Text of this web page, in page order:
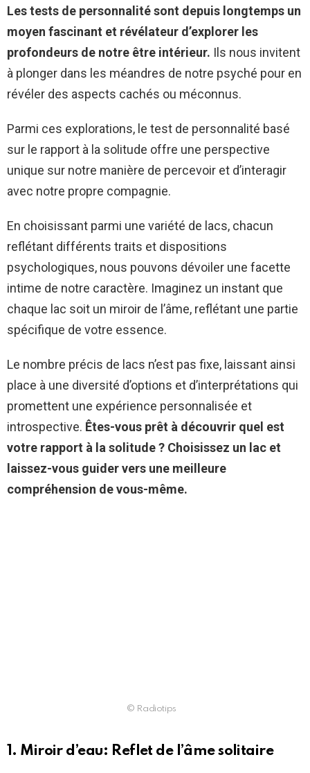
Les tests de personnalité sont depuis longtemps un
moyen fascinant et révélateur d’explorer les
profondeurs de notre être intérieur. Ils nous invitent
à plonger dans les méandres de notre psyché pour en
révéler des aspects cachés ou méconnus.
Parmi ces explorations, le test de personnalité basé
sur le rapport à la solitude offre une perspective
unique sur notre manière de percevoir et d’interagir
avec notre propre compagnie.
En choisissant parmi une variété de lacs, chacun
reflétant différents traits et dispositions
psychologiques, nous pouvons dévoiler une facette
intime de notre caractère. Imaginez un instant que
chaque lac soit un miroir de l’âme, reflétant une partie
spécifique de votre essence.
Le nombre précis de lacs n’est pas fixe, laissant ainsi
place à une diversité d’options et d’interprétations qui
promettent une expérience personnalisée et
introspective. Êtes-vous prêt à découvrir quel est
votre rapport à la solitude ? Choisissez un lac et
laissez-vous guider vers une meilleure
compréhension de vous-même.
© Radiotips
1. Miroir d’eau: Reflet de l’âme solitaire